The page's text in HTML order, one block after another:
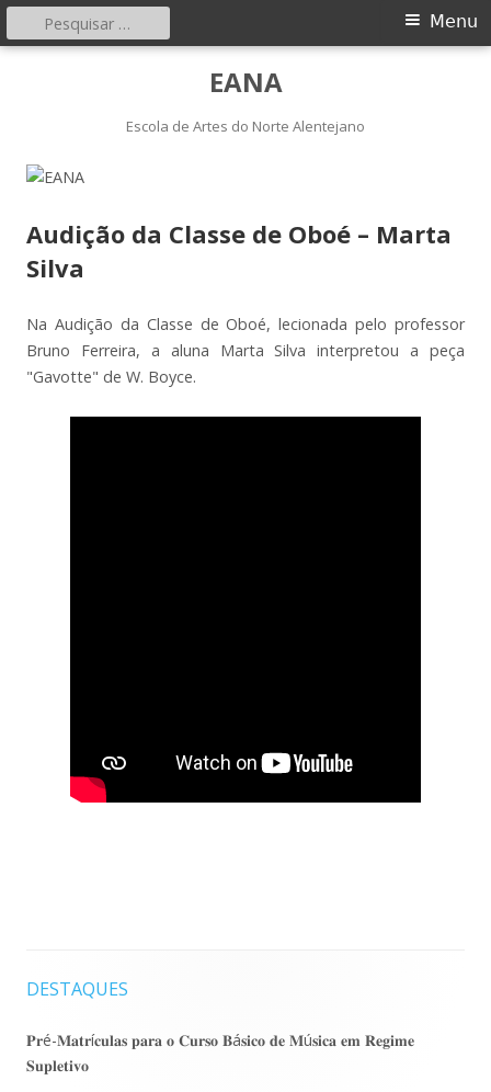
EANA
Escola de Artes do Norte Alentejano
Menu
principal
Menu
Pesquisar
por:
Audição da Classe de Oboé – Marta
Silva
Na Audição da Classe de Oboé, lecionada pelo professor
Bruno Ferreira, a aluna Marta Silva interpretou a peça
"Gavotte" de W. Boyce.
Barra
lateral
principal
DESTAQUES
𝐏𝐫é-𝐌𝐚𝐭𝐫í𝐜𝐮𝐥𝐚𝐬 𝐩𝐚𝐫𝐚 𝐨 𝐂𝐮𝐫𝐬𝐨 𝐁á𝐬𝐢𝐜𝐨 𝐝𝐞 𝐌ú𝐬𝐢𝐜𝐚 𝐞𝐦 𝐑𝐞𝐠𝐢𝐦𝐞
𝐒𝐮𝐩𝐥𝐞𝐭𝐢𝐯𝐨